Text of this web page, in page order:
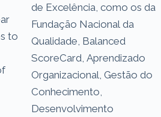
to
de Excelência, como os da
Fundação Nacional da
Qualidade, Balanced
ScoreCard, Aprendizado
Organizacional, Gestão do
Conhecimento,
Desenvolvimento